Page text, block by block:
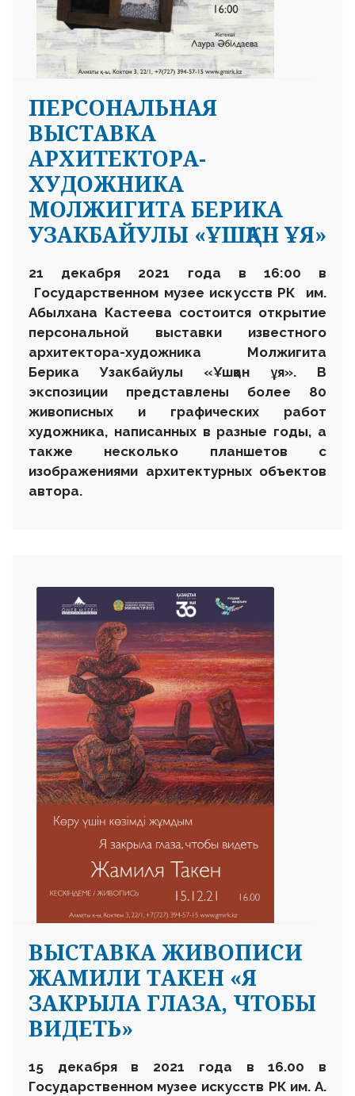
ПЕРСОНАЛЬНАЯ
ВЫСТАВКА
АРХИТЕКТОРА-
ХУДОЖНИКА
МОЛЖИГИТА БЕРИКА
УЗАКБАЙУЛЫ «ҰШҚАН ҰЯ»
21 декабря 2021 года в 16:00 в
Государственном музее искусств РК
им.
Абылхана Кастеева состоится открытие
персональной выставки известного
архитектора-художника Молжигита
Берика Узакбайулы «Ұшқан ұя». В
экспозиции представлены более 80
живописных и графических работ
художника, написанных в разные годы, а
также несколько планшетов с
изображениями архитектурных объектов
автора.
ВЫСТАВКА ЖИВОПИСИ
ЖАМИЛИ ТАКЕН «Я
ЗАКРЫЛА ГЛАЗА, ЧТОБЫ
ВИДЕТЬ»
15 декабря в 2021 года в 16.00 в
Государственном музее искусств РК им. А.